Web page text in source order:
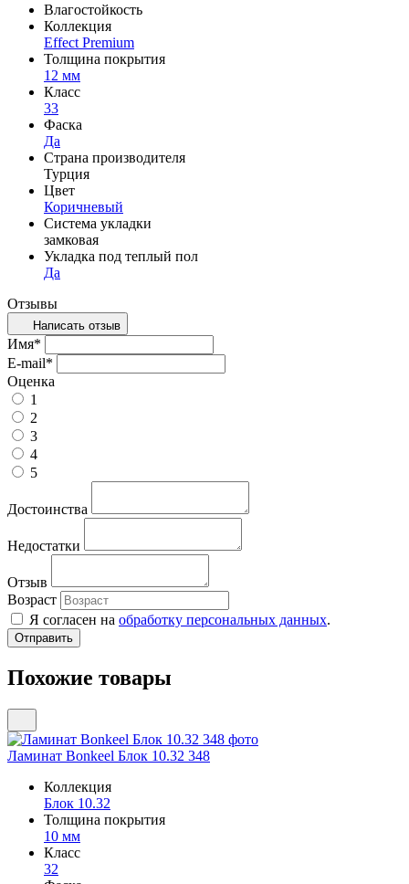
Влагостойкость
Коллекция
Effect Premium
Толщина покрытия
12 мм
Класс
33
Фаска
Да
Страна производителя
Турция
Цвет
Коричневый
Система укладки
замковая
Укладка под теплый пол
Да
Отзывы
Написать отзыв
Имя*
E-mail*
Оценка
1
2
3
4
5
Достоинства
Недостатки
Отзыв
Возраст
Я согласен на обработку персональных данных.
Похожие товары
Ламинат Bonkeel Блок 10.32 348
Коллекция
Блок 10.32
Толщина покрытия
10 мм
Класс
32